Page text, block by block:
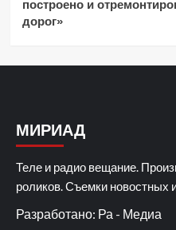
построено и
дорог»
МИРИАД
Теле и радио вещание.
роликов. Съемки новостных
Разработано: Ра - Медиа